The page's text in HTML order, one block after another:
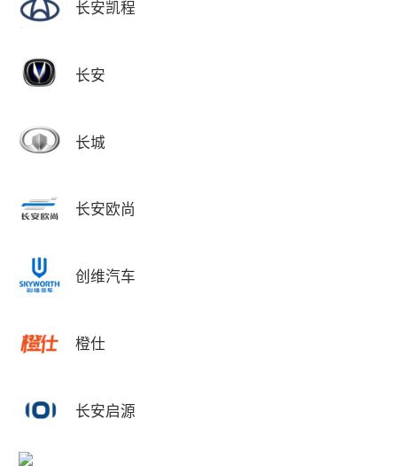
长安凯程
长安
长城
长安欧尚
创维汽车
橙仕
长安启源